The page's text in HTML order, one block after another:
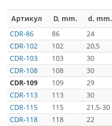
Артикул D, mm. d, mm.
CDR-86
86 24
CDR-102
102 20,5
CDR-103
103 30
CDR-108
108 30
CDR-109
109 29
CDR-113
113 30
CDR-115
115 21,5-30
CDR-118
118 22